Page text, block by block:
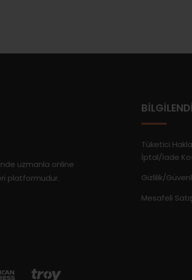
uzmanla online
platformudur.
Tüketici
İptal/İade
Gizlilik/
Mesafeli